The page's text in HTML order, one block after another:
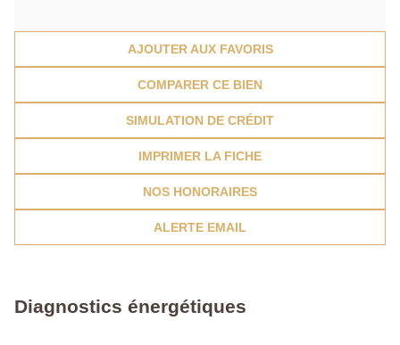
AJOUTER AUX FAVORIS
COMPARER CE BIEN
SIMULATION DE CRÉDIT
IMPRIMER LA FICHE
NOS HONORAIRES
ALERTE EMAIL
Diagnostics énergétiques